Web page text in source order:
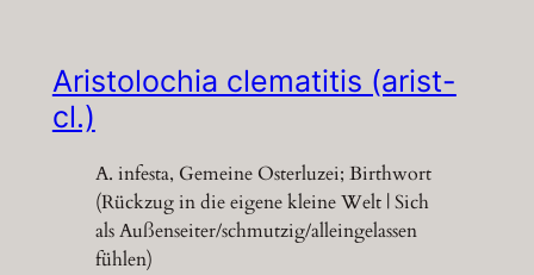
Aristolochia clematitis (arist-
cl.)
A. infesta, Gemeine Osterluzei; Birthwort
(Rückzug in die eigene kleine Welt | Sich
als Außenseiter/schmutzig/alleingelassen
fühlen)